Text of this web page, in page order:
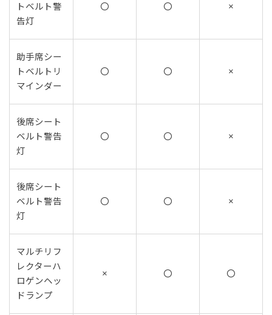
トベルト警
告灯
〇 〇 ×
助手席シー
トベルトリ
マインダー
〇 〇 ×
後席シート
ベルト警告
灯
〇 〇 ×
後席シート
ベルト警告
灯
〇 〇 ×
マルチリフ
レクターハ
ロゲンヘッ
ドランプ
× 〇 〇